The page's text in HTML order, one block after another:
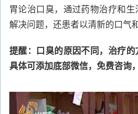
胃论治口臭，通过药物治疗和
解决问题，还患者以清新的口气
提醒：口臭的原因不同，治疗的
具体可添加底部微信，免费咨询